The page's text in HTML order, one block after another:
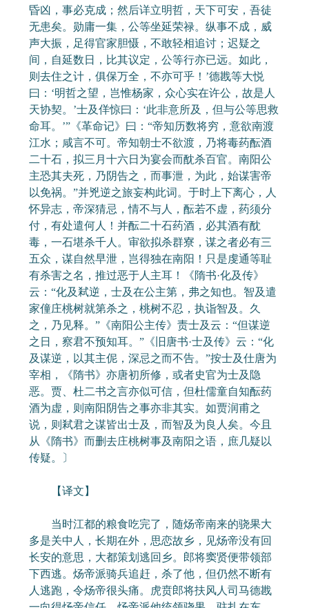
昏凶，事必克成；然后详立明哲，天下可安，吾徒
无患矣。勋庸一集，公等坐延荣禄。纵事不成，威
声大振，足得官家胆慑，不敢轻相追讨；迟疑之
间，自延数日，比其议定，公等行亦已远。如此，
则去住之计，俱保万全，不亦可乎！’德戡等大悦
曰：‘明哲之望，岂惟杨家，众心实在许公，故是人
天协契。’士及佯惊曰：‘此非意所及，但与公等思救
命耳。’”《革命记》曰：“帝知历数将穷，意欲南渡
江水；咸言不可。帝知朝士不欲渡，乃将毒药酝酒
二十石，拟三月十六日为宴会而酖杀百官。南阳公
主恐其夫死，乃阴告之，而事泄，为此，始谋害帝
以免祸。”并兇逆之旅妄构此词。于时上下离心，人
怀异志，帝深猜忌，情不与人，酝若不虚，药须分
付，有处遣何人！并酝二十石药酒，必其酒有酖
毒，一石堪杀千人。审欲拟杀群寮，谋之者必有三
五众，谋自然早泄，岂得独在南阳！只是虔通等耻
有杀害之名，推过恶于人主耳！《隋书·化及传》
云：“化及弒逆，士及在公主第，弗之知也。智及遣
家僮庄桃树就第杀之，桃树不忍，执诣智及。久
之，乃见释。”《南阳公主传》责士及云：“但谋逆
之日，察君不预知耳。”《旧唐书·士及传》云：“化
及谋逆，以其主伲，深忌之而不告。”按士及仕唐为
宰相，《隋书》亦唐初所修，或者史官为士及隐
恶。贾、杜二书之言亦似可信，但杜儒童自知酝药
酒为虚，则南阳阴告之事亦非其实。如贾润甫之
说，则弒君之谋皆出士及，而智及为良人矣。今且
从《隋书》而删去庄桃树事及南阳之语，庶几疑以
传疑。〕
【译文】
当时江都的粮食吃完了，随炀帝南来的骁果大
多是关中人，长期在外，思恋故乡，见炀帝没有回
长安的意思，大都策划逃回乡。郎将窦贤便带领部
下西逃。炀帝派骑兵追赶，杀了他，但仍然不断有
人逃跑，令炀帝很头痛。虎贲郎将扶风人司马德戡